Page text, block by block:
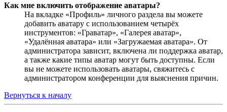
Как мне включить отображение аватары?
На вкладке «Профиль» личного раздела вы можете
добавить аватару с использованием четырёх
инструментов: «Граватар», «Галерея аватар»,
«Удалённая аватара» или «Загружаемая аватара». От
администратора зависит, включена ли поддержка аватар,
а также какие типы аватар могут быть доступны. Если
вы не можете использовать аватары, свяжитесь с
администратором конференции для выяснения причин.
Вернуться к началу